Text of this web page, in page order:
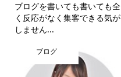
ブログを書いても書いても全
く反応がなく集客できる気が
しません...
ブログ